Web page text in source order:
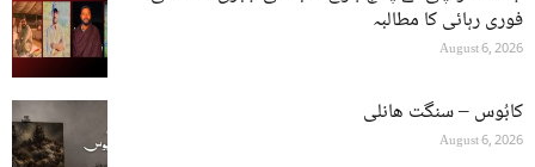
فوری رہائی کا مطالبہ
August 6, 2026
کابُوس – سنگت ھانلی
August 6, 2026